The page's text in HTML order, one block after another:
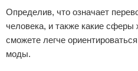
Определив, что означает
человека, и также какие сферы
сможете легче
моды.